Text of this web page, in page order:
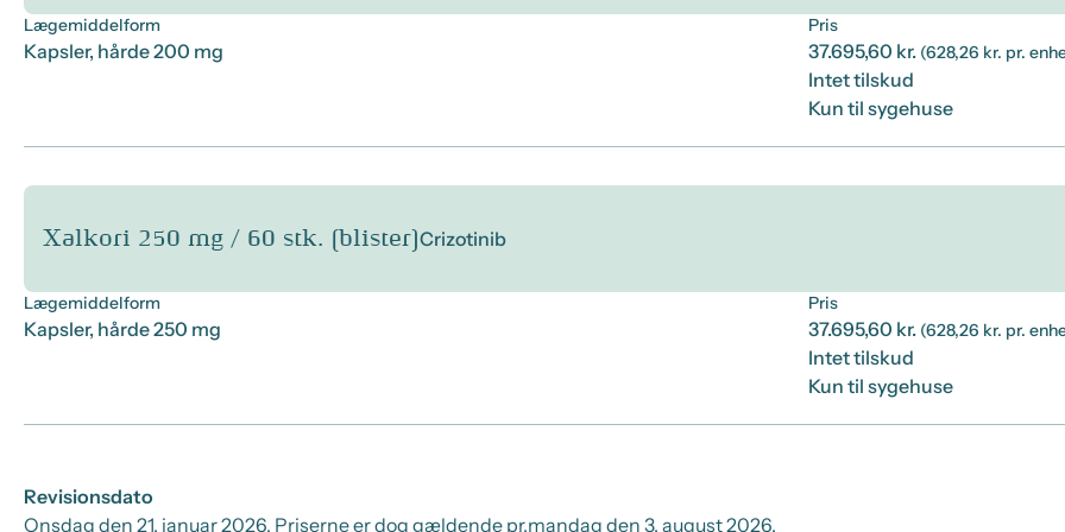
Lægemiddelform
Kapsler, hårde 200 mg
Pris
37.695,60 kr. (628,26 kr. pr.
Intet tilskud
Kun til sygehuse
Xalkori 250 mg / 60 stk. (blister)Crizotinib
Lægemiddelform
Kapsler, hårde 250 mg
Pris
37.695,60 kr. (628,26 kr. pr.
Intet tilskud
Kun til sygehuse
Revisionsdato
Onsdag den 21. januar 2026. Priserne er dog gældende pr.mandag den 3. august 2026.